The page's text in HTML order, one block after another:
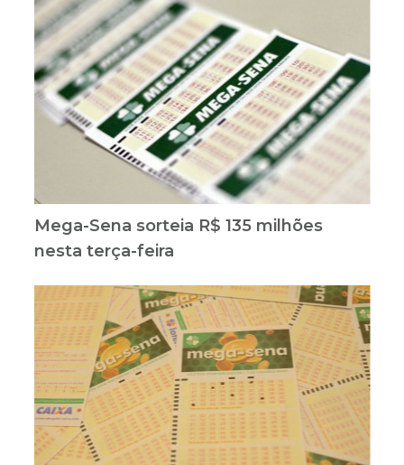
Mega-Sena sorteia R$ 135 milhões
nesta terça-feira